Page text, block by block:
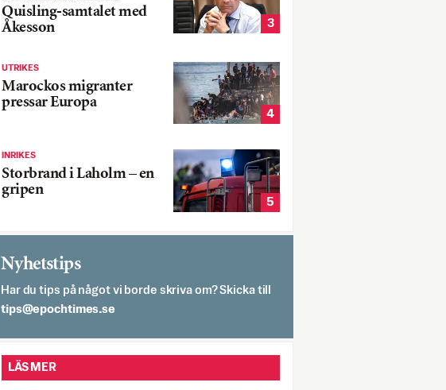
Quisling-samtalet med
Åkesson
3
UTRIKES
Marockos migranter
pressar Europa
4
INRIKES
Storbrand i Laholm – en
gripen
5
Nyhetstips
Har du tips på något vi borde skriva om? Skicka till
es.semithcope@spit
LÄS MER